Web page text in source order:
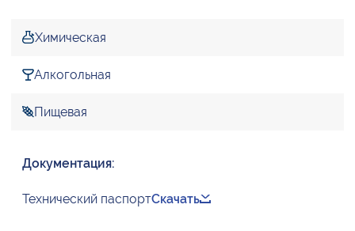
Химическая
Алкогольная
Пищевая
Документация:
Технический паспортСкачать